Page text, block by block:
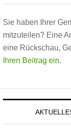
Sie haben Ihrer
mitzuteilen? Eine
eine Rückschau,
Ihren Beitrag ein.